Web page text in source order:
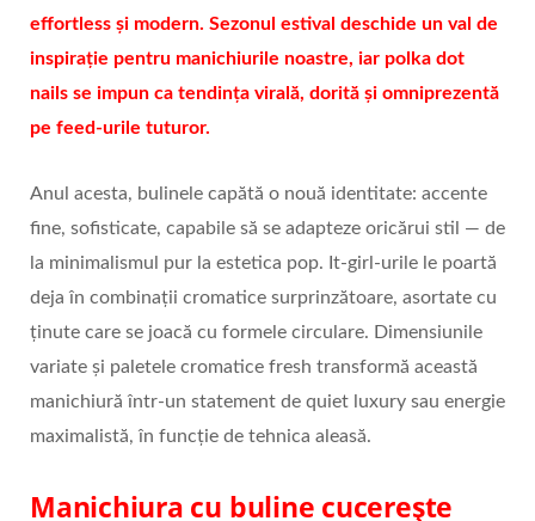
effortless și modern. Sezonul estival deschide un val de
inspirație pentru manichiurile noastre, iar polka dot
nails se impun ca tendința virală, dorită și omniprezentă
pe feed‑urile tuturor.
Anul acesta, bulinele capătă o nouă identitate: accente
fine, sofisticate, capabile să se adapteze oricărui stil — de
la minimalismul pur la estetica pop. It‑girl‑urile le poartă
deja în combinații cromatice surprinzătoare, asortate cu
ținute care se joacă cu formele circulare. Dimensiunile
variate și paletele cromatice fresh transformă această
manichiură într‑un statement de quiet luxury sau energie
maximalistă, în funcție de tehnica aleasă.
Manichiura cu buline cucerește